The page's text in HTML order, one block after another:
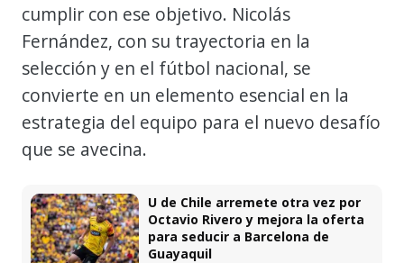
cumplir con ese objetivo. Nicolás
Fernández, con su trayectoria en la
selección y en el fútbol nacional, se
convierte en un elemento esencial en la
estrategia del equipo para el nuevo desafío
que se avecina.
U de Chile arremete otra vez por
Octavio Rivero y mejora la oferta
para seducir a Barcelona de
Guayaquil